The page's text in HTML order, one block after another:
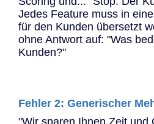
Jedes Feature muss in
für den Kunden übersetzt
ohne Antwort auf: "Was
Kunden?"
Fehler 2: Generischer
"Wir sparen Ihnen Zeit und